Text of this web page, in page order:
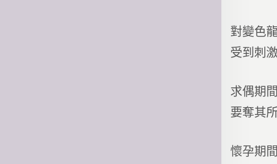
對變色
受到刺
求偶期
要奪其
懷孕期